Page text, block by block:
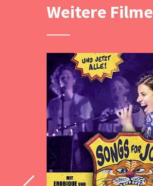
Weitere Filme